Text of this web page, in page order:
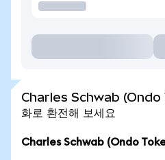
Charles Schwab (Ondo
화로 환전해 보세요
Charles Schwab (Ondo